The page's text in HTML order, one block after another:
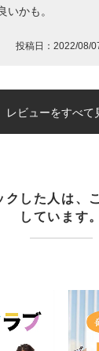
いかも。
投稿日：2022/08/
レビューをすべて
クした人は、
しています。